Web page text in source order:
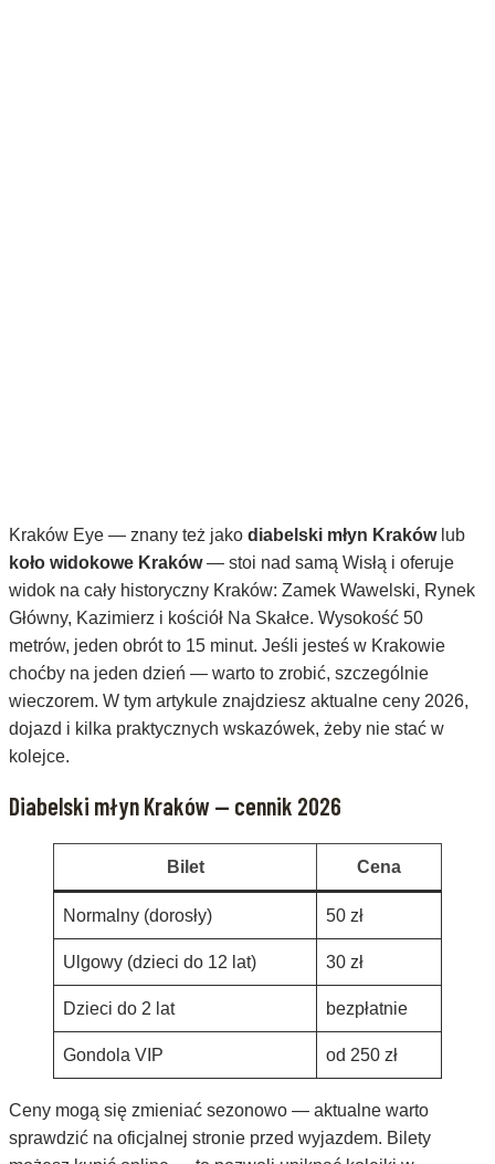
Kraków Eye — znany też jako diabelski młyn Krakówlub
koło widokowe Kraków— stoi nad samą Wisłą i oferuje
widok na cały historyczny Kraków: Zamek Wawelski, Rynek
Główny, Kazimierz i kościół Na Skałce. Wysokość 50
metrów, jeden obrót to 15 minut. Jeśli jesteś w Krakowie
choćby na jeden dzień — warto to zrobić, szczególnie
wieczorem. W tym artykule znajdziesz aktualne ceny 2026,
dojazd i kilka praktycznych wskazówek, żeby nie stać w
kolejce.
Diabelski młyn Kraków — cennik 2026
Bilet Cena
Normalny (dorosły) 50 zł
Ulgowy (dzieci do 12 lat) 30 zł
Dzieci do 2 lat bezpłatnie
Gondola VIP od 250 zł
Ceny mogą się zmieniać sezonowo — aktualne warto
sprawdzić na oficjalnej stronie przed wyjazdem. Bilety